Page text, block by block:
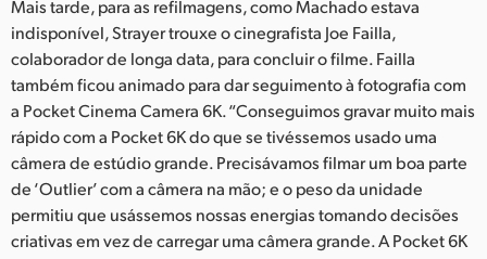
Mais tarde, para as refilmagens, como Machado estava
indisponível, Strayer trouxe o cinegrafista Joe Failla,
colaborador de longa data, para concluir o filme. Failla
também ficou animado para dar seguimento à fotografia com
a Pocket Cinema Camera 6K. “Conseguimos gravar muito mais
rápido com a Pocket 6K do que se tivéssemos usado uma
câmera de estúdio grande. Precisávamos filmar um boa parte
de ‘Outlier’ com a câmera na mão; e o peso da unidade
permitiu que usássemos nossas energias tomando decisões
criativas em vez de carregar uma câmera grande. A Pocket 6K